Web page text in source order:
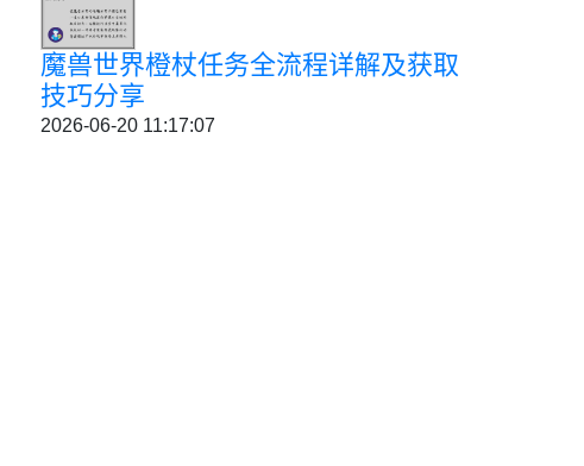
魔兽世界橙杖任务全流程详解及获取
技巧分享
2026-06-20 11:17:07